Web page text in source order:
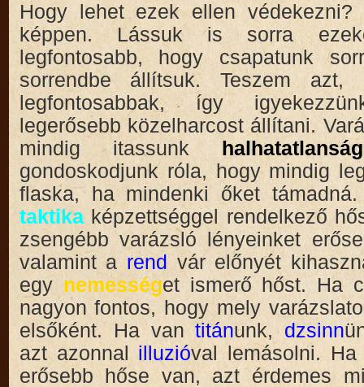
Hogy lehet ezek ellen
képpen. Lássuk is sorra
legfontosabb, hogy csapatunk
sorrendbe állítsuk. Teszem azt,
legfontosabbak, így
legerősebb közelharcost állítani.
mindig itassunk
gondoskodjunk róla, hogy mindig
flaska, ha mindenki őket
taktika képzettséggel rendelkező
zsengébb varázsló lényeinket
valamint a rend vár előnyét
egy nemességet ismerő hőst. Ha
nagyon fontos, hogy mely
elsőként. Ha vantitánunk, dzsinn
azt azonnal illuzióval lemásolni.
erősebb hőse van, azt érdemes